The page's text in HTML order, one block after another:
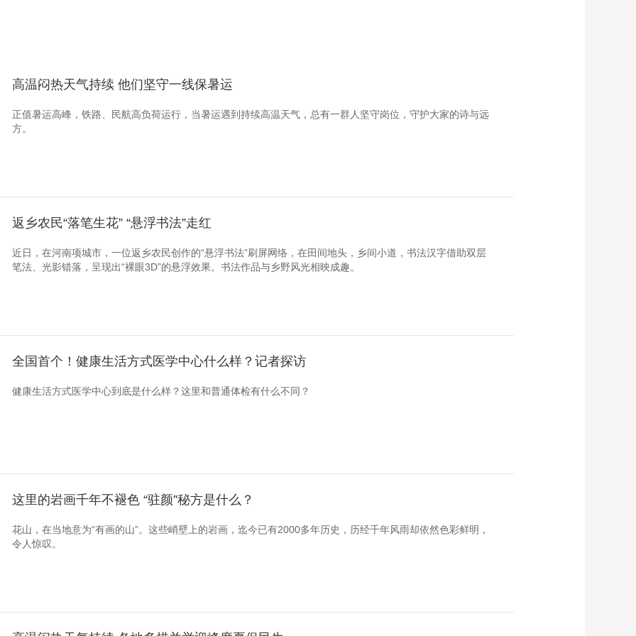
高温闷热天气持续 他们坚守一线保暑运
正值暑运高峰，铁路、民航高负荷运行，当暑运遇到持续高温天气，总有一群人坚守岗位，守护大家的诗与远
方。
返乡农民“落笔生花” “悬浮书法”走红
近日，在河南项城市，一位返乡农民创作的“悬浮书法”刷屏网络，在田间地头，乡间小道，书法汉字借助双层
笔法、光影错落，呈现出“裸眼3D”的悬浮效果。书法作品与乡野风光相映成趣。
全国首个！健康生活方式医学中心什么样？记者探访
健康生活方式医学中心到底是什么样？这里和普通体检有什么不同？
这里的岩画千年不褪色 “驻颜”秘方是什么？
花山，在当地意为“有画的山”。这些峭壁上的岩画，迄今已有2000多年历史，历经千年风雨却依然色彩鲜明，
令人惊叹。